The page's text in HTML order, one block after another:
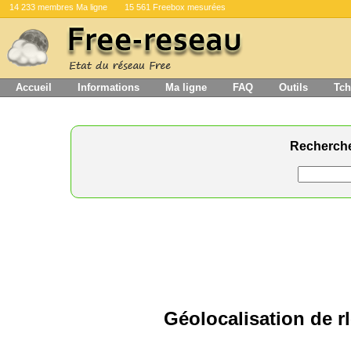
14 233 membres Ma ligne 15 561 Freebox mesurées
Accueil Informations Ma ligne FAQ Outils
Géolocalisation de